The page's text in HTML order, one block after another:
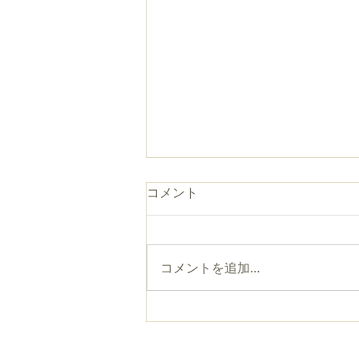
コメント
コメントを追加…